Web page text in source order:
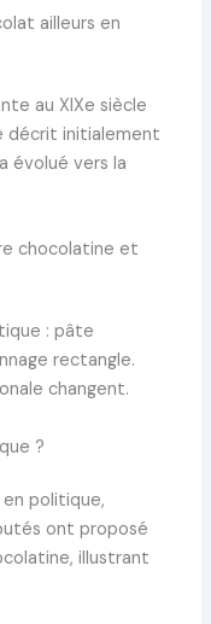
ailleurs en
au XIXe siècle
décrit initialement
évolué vers la
chocolatine et
: pâte
rectangle.
changent.
?
politique,
ont proposé
illustrant